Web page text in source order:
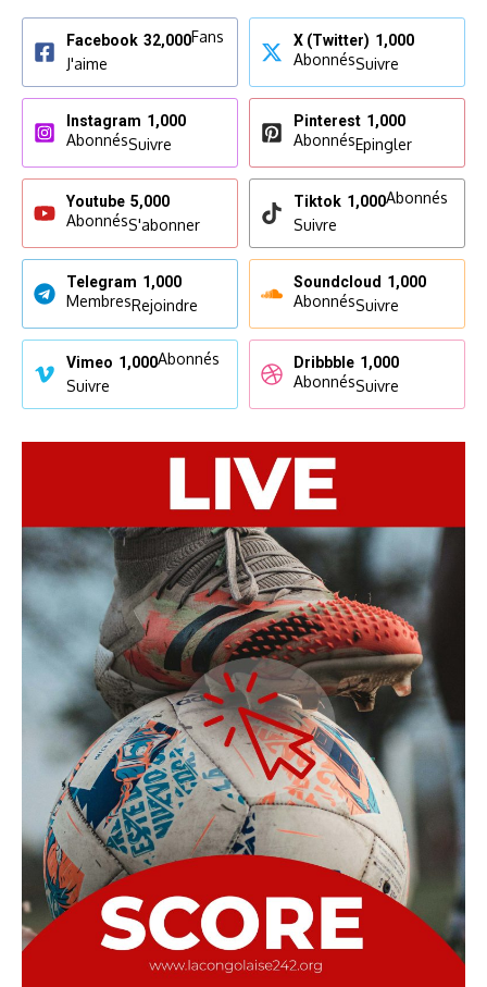
Facebook 32,000Fans
J'aime
X (Twitter) 1,000
AbonnésSuivre
Instagram 1,000
AbonnésSuivre
Pinterest 1,000
AbonnésEpingler
Youtube 5,000
AbonnésS'abonner
Tiktok 1,000Abonnés
Suivre
Telegram 1,000
MembresRejoindre
Soundcloud 1,000
AbonnésSuivre
Vimeo 1,000Abonnés
Suivre
Dribbble 1,000
AbonnésSuivre